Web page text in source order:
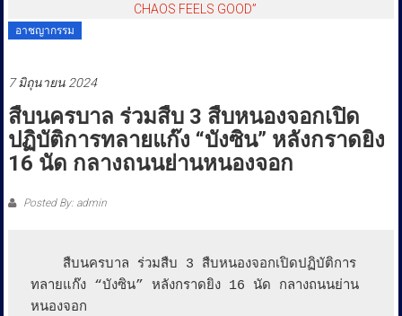
ข้าง
CHAOS FEELS GOOD”
อาชญากรรม
7 มิถุนายน 2024
สืบนครบาล ร่วมสืบ 3 สืบหนองจอกเปิด
ปฏิบัติการทลายแก๊ง “บังซิน” หลังกราดยิง
16 นัด กลางถนนย่านหนองจอก
Posted By: admin
ทลายแก๊ง “บังซิน” หลังกราดยิง 16 นัด กลางถนนย่าน
หนองจอก